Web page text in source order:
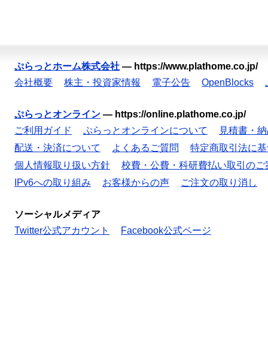
ぷらっとホーム株式会社 — https://www.plathome.co.jp/
会社概要
株主・投資家情報 電子公告 OpenBlocks
ぷらっとオンライン — https://online.plathome.co.jp/
ご利用ガイド
ぷらっとオンラインについて
見積書・
配送・決済について
よくあるご質問
特定商取引法に
個人情報取り扱い方針
校費・公費・科研費払い取引のご
IPv6への取り組み
お客様からの声 ご注文の取り消し
ソーシャルメディア
Twitter公式アカウント
Facebook公式ページ